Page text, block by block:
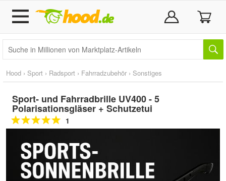
Hood › Sport › Radsport › Fahrradzubehör › Sonstiges
Sport- und Fahrradbrille UV400 - 5
Polarisationsgläser + Schutzetui
1